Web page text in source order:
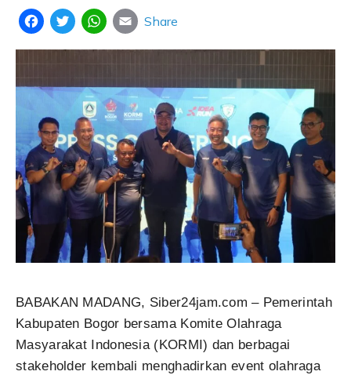
FacebookTwitterWhatsApp
Email
Share
BABAKAN MADANG, Siber24jam.com – Pemerintah
Kabupaten Bogor bersama Komite Olahraga
Masyarakat Indonesia (KORMI) dan berbagai
stakeholder kembali menghadirkan event olahraga